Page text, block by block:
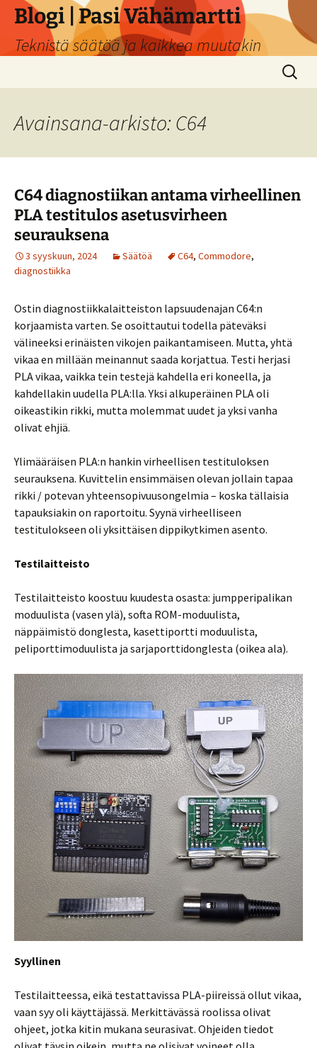
Siirry
sisältöön
Blogi | Pasi Vähämartti
Teknistä säätöä ja kaikkea muutakin
Haku:
Avainsana-arkisto: C64
C64 diagnostiikan antama virheellinen
PLA testitulos asetusvirheen
seurauksena
3 syyskuun, 2024 Säätöä C64, Commodore,
diagnostiikka
Ostin diagnostiikkalaitteiston lapsuudenajan C64:n
korjaamista varten. Se osoittautui todella päteväksi
välineeksi erinäisten vikojen paikantamiseen. Mutta, yhtä
vikaa en millään meinannut saada korjattua. Testi herjasi
PLA vikaa, vaikka tein testejä kahdella eri koneella, ja
kahdellakin uudella PLA:lla. Yksi alkuperäinen PLA oli
oikeastikin rikki, mutta molemmat uudet ja yksi vanha
olivat ehjiä.
Ylimääräisen PLA:n hankin virheellisen testituloksen
seurauksena. Kuvittelin ensimmäisen olevan jollain tapaa
rikki / potevan yhteensopivuusongelmia – koska tällaisia
tapauksiakin on raportoitu. Syynä virheelliseen
testitulokseen oli yksittäisen dippikytkimen asento.
Testilaitteisto
Testilaitteisto koostuu kuudesta osasta: jumpperipalikan
moduulista (vasen ylä), softa ROM-moduulista,
näppäimistö donglesta, kasettiportti moduulista,
peliporttimoduulista ja sarjaporttidonglesta (oikea ala).
Syyllinen
Testilaitteessa, eikä testattavissa PLA-piireissä ollut vikaa,
vaan syy oli käyttäjässä. Merkittävässä roolissa olivat
ohjeet, jotka kitin mukana seurasivat. Ohjeiden tiedot